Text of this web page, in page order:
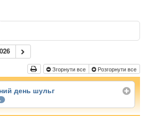
Згорнути все Розгорнути все
день шульг